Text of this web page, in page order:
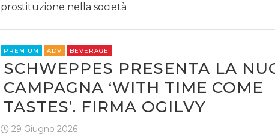
prostituzione nella società
PREMIUM ADV BEVERAGE
SCHWEPPES PRESENTA LA
CAMPAGNA ‘WITH TIME COME
TASTES’. FIRMA OGILVY
29 Giugno 2026